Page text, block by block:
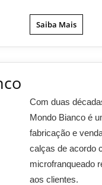
Saiba Mais
Com duas
Mondo Bianco é
fabricação e
calças de acordo
microfranqueado
aos clientes.